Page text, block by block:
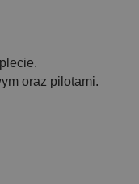
oraz pilotami.